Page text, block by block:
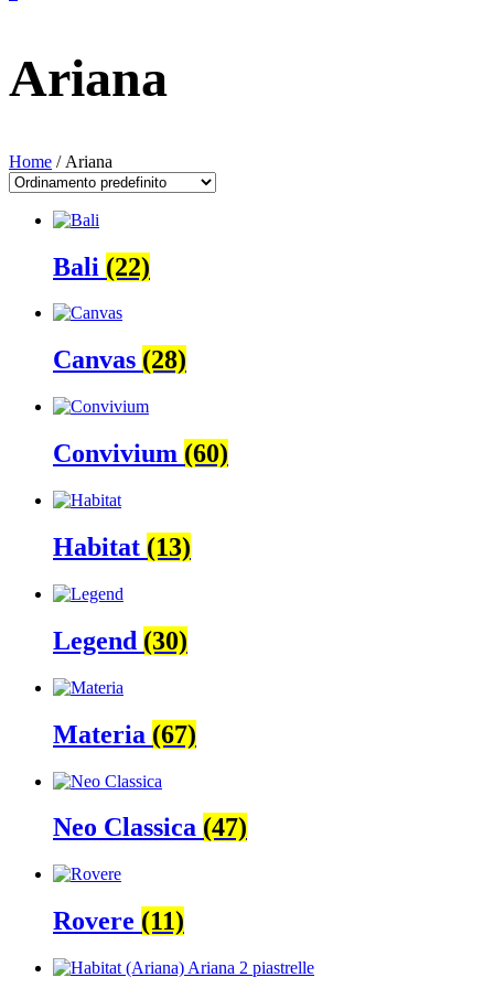
Ariana
Home / Ariana
Bali (22)
Canvas (28)
Convivium (60)
Habitat (13)
Legend (30)
Materia (67)
Neo Classica (47)
Rovere (11)